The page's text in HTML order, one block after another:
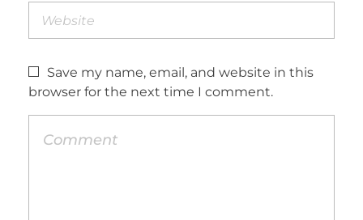
Save my name, email, and website in this
browser for the next time I comment.